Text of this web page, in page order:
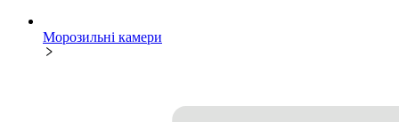
Морозильні камери